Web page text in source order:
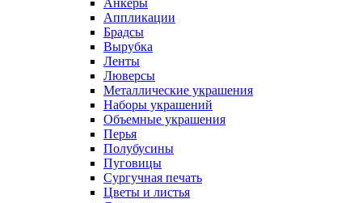
Анкеры
Аппликации
Брадсы
Вырубка
Ленты
Люверсы
Металлические украшения
Наборы украшений
Объемные украшения
Перья
Полубусины
Пуговицы
Сургучная печать
Цветы и листья